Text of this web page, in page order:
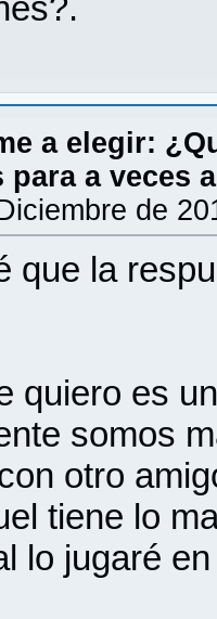
a elegir:
para a veces
de
que la
quiero es
somos
otro
tiene lo
lo jugaré